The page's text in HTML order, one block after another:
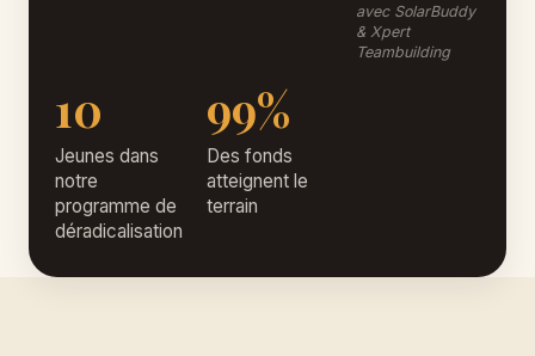
avec SolarBuddy
& Xpert
Teambuilding
10
Jeunes dans
notre
programme de
déradicalisation
99%
Des fonds
atteignent le
terrain